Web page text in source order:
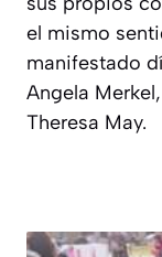
el mismo
manifestado
Angela
Theresa May.